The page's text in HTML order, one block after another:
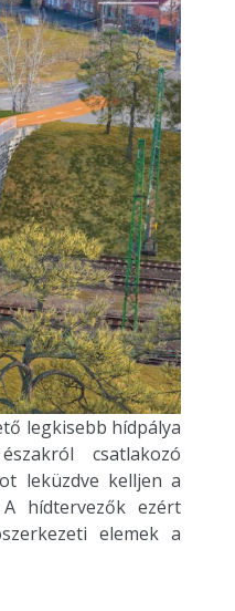
legkisebb hídpálya
csatlakozó
leküzdve kelljen a
hídtervezők ezért
elemek a